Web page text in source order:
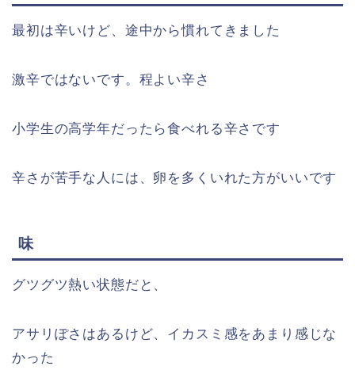
最初は辛いけど、途中から慣れてきました
激辛ではないです。程よい辛さ
小学生の高学年だったら食べれる辛さです
辛さが苦手な人には、卵を多くいれた方がいいです
味
グツグツ熱い状態だと、
アサリぽさはあるけど、イカスミ感をあまり感じな
かった